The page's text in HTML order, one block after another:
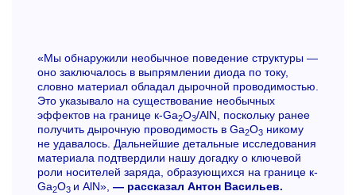
«Мы обнаружили необычное поведение структуры —
оно заключалось в выпрямлении диода по току,
словно материал обладал дырочной проводимостью.
Это указывало на существование необычных
эффектов на границе к-Ga2O3/AlN, поскольку ранее
получить дырочную проводимость в Ga2O3 никому
не удавалось. Дальнейшие детальные исследования
материала подтвердили нашу догадку о ключевой
роли носителей заряда, образующихся на границе к-
Ga2O3 и AlN», — рассказал Антон Васильев.